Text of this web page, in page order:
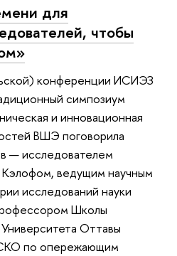
для
чтобы
конференции ИСИЭЗ
симпозиум
и инновационная
ВШЭ поговорила
— исследователем
ведущим научным
исследований науки
Школы
Оттавы
по опережающим